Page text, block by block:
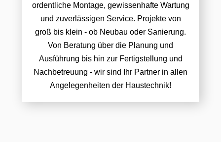
ordentliche Montage, gewissenhafte Wartung
und zuverlässigen Service. Projekte von
groß bis klein - ob Neubau oder Sanierung.
Von Beratung über die Planung und
Ausführung bis hin zur Fertigstellung und
Nachbetreuung - wir sind Ihr Partner in allen
Angelegenheiten der Haustechnik!